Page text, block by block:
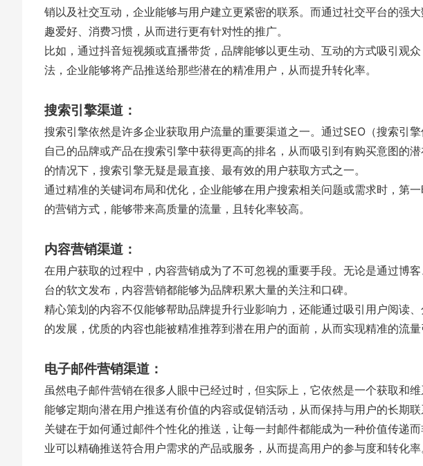
销以及社交互动，企业能够与用户建立更紧密的联系。而通过社交平台的强
趣爱好、消费习惯，从而进行更有针对性的推广。
比如，通过抖音短视频或直播带货，品牌能够以更生动、互动的方式吸引观
法，企业能够将产品推送给那些潜在的精准用户，从而提升转化率。
搜索引擎渠道：
搜索引擎依然是许多企业获取用户流量的重要渠道之一。通过SEO（搜索引
自己的品牌或产品在搜索引擎中获得更高的排名，从而吸引到有购买意图的
的情况下，搜索引擎无疑是最直接、最有效的用户获取方式之一。
通过精准的关键词布局和优化，企业能够在用户搜索相关问题或需求时，第
的营销方式，能够带来高质量的流量，且转化率较高。
内容营销渠道：
在用户获取的过程中，内容营销成为了不可忽视的重要手段。无论是通过博
台的软文发布，内容营销都能够为品牌积累大量的关注和口碑。
精心策划的内容不仅能够帮助品牌提升行业影响力，还能通过吸引用户阅读
的发展，优质的内容也能被精准推荐到潜在用户的面前，从而实现精准的流量
电子邮件营销渠道：
虽然电子邮件营销在很多人眼中已经过时，但实际上，它依然是一个获取和
能够定期向潜在用户推送有价值的内容或促销活动，从而保持与用户的长期联
关键在于如何通过邮件个性化的推送，让每一封邮件都能成为一种价值传递
业可以精确推送符合用户需求的产品或服务，从而提高用户的参与度和转化率